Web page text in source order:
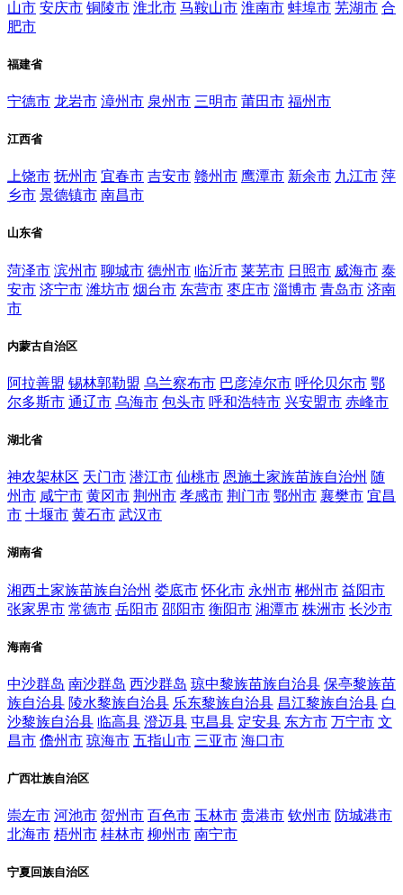
山市 安庆市 铜陵市 淮北市 马鞍山市 淮南市 蚌埠市 芜湖市 合
肥市
福建省
宁德市 龙岩市 漳州市 泉州市 三明市 莆田市 福州市
江西省
上饶市 抚州市 宜春市 吉安市 赣州市 鹰潭市 新余市 九江市 萍
乡市 景德镇市 南昌市
山东省
菏泽市 滨州市 聊城市 德州市 临沂市 莱芜市 日照市 威海市 泰
安市 济宁市 潍坊市 烟台市 东营市 枣庄市 淄博市 青岛市 济南
市
内蒙古自治区
阿拉善盟 锡林郭勒盟 乌兰察布市 巴彦淖尔市 呼伦贝尔市 鄂
尔多斯市 通辽市 乌海市 包头市 呼和浩特市 兴安盟市 赤峰市
湖北省
神农架林区 天门市 潜江市 仙桃市 恩施土家族苗族自治州 随
州市 咸宁市 黄冈市 荆州市 孝感市 荆门市 鄂州市 襄樊市 宜昌
市 十堰市 黄石市 武汉市
湖南省
湘西土家族苗族自治州 娄底市 怀化市 永州市 郴州市 益阳市
张家界市 常德市 岳阳市 邵阳市 衡阳市 湘潭市 株洲市 长沙市
海南省
中沙群岛 南沙群岛 西沙群岛 琼中黎族苗族自治县 保亭黎族苗
族自治县 陵水黎族自治县 乐东黎族自治县 昌江黎族自治县 白
沙黎族自治县 临高县 澄迈县 屯昌县 定安县 东方市 万宁市 文
昌市 儋州市 琼海市 五指山市 三亚市 海口市
广西壮族自治区
崇左市 河池市 贺州市 百色市 玉林市 贵港市 钦州市 防城港市
北海市 梧州市 桂林市 柳州市 南宁市
宁夏回族自治区